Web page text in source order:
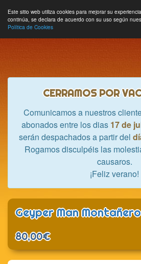
Este sitio web utiliza cookies para mejorar su
continúa, se declara de acuerdo con su uso según
Política de Cookies
Hobbycrash
CERRAMOS POR
Comunicamos a nuestros
abonados entre los dias 17 de
serán despachados a partir del
Rogamos disculpéis las
causaros.
¡Feliz verano!
Geyper Man
80,00€